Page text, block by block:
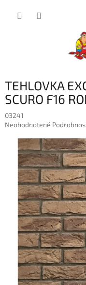
TEHLOVKA
SCURO F16
03241
Priemerné
produktu
hviezdičiek.
Neohodnotené